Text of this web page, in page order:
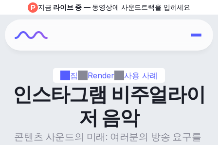
집 Render 사용 사례
인스타그램 비주얼라이
저 음악
콘텐츠 사운드의 미래: 여러분의 방송 요구를
지금 라이브 중 — 동영상에 사운드트랙을 입히세요